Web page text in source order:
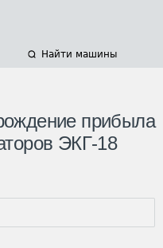
Найти машины
прибыла
ЭКГ-18